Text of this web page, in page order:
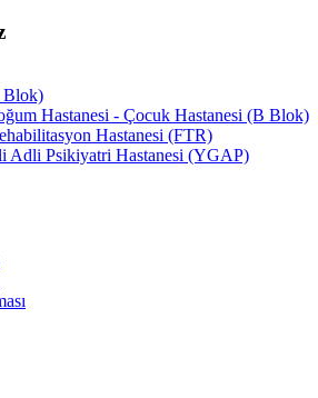
Blok)
Hastanesi - Çocuk Hastanesi (B Blok)
Hastanesi (FTR)
Adli Psikiyatri Hastanesi (YGAP)